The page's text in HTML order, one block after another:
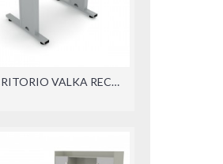
ESCRITORIO VALKA RECTO